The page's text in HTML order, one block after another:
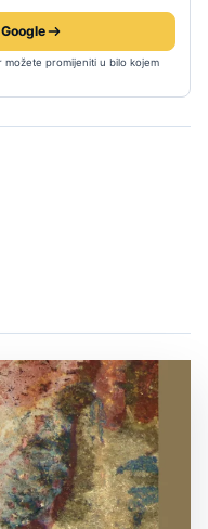
možete promijeniti u bilo kojem